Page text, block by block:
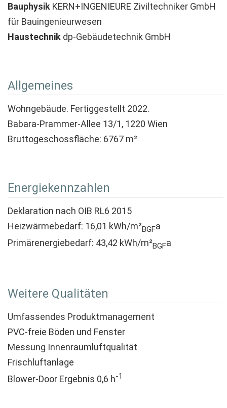
Bauphysik KERN+INGENIEURE Ziviltechniker GmbH
für Bauingenieurwesen
Haustechnik dp-Gebäudetechnik GmbH
Allgemeines
Wohngebäude. Fertiggestellt 2022.
Babara-Prammer-Allee 13/1, 1220 Wien
Bruttogeschossfläche: 6767 m²
Energiekennzahlen
Deklaration nach OIB RL6 2015
Heizwärmebedarf: 16,01 kWh/m²BGFa
Primärenergiebedarf: 43,42 kWh/m²BGFa
Weitere Qualitäten
Umfassendes Produktmanagement
PVC-freie Böden und Fenster
Messung Innenraumluftqualität
Frischluftanlage
Blower-Door Ergebnis 0,6 h-1